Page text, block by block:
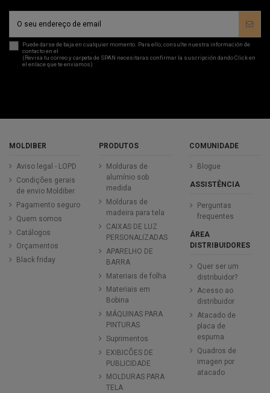
Puede darse de baja en cualquier momento. Para ello, consulte nuestra información de
contacto en el
.
(Revisa tu correo y carpeta de SPAN necesitaras confirmar la suscripción dando Click en
el enlace que te enviamos)
MOLDIBER
Aviso legal - LOPD
Condições gerais
de envio Moldiber
Pagamento seguro
Quem somos
Catálogos
Orçamentos
Black friday
PRODUTOS
Molduras de
alumínio sob
medida
Molduras de
madeira para tela
CAIXAS DE LUZ
PERSONALIZADAS
APARELHO DE
BARRA
Materiais de folha
Materiais em
Bobina
MÁQUINAS PARA
PINTURAS
Suprimentos
EXIBICÕES DE
PUBLICIDADE
MOLDURAS PARA
TELA
COMUNIDADE
Blogue
ASSISTÊNCIA
Perguntas
frequentes
ÁREA
DISTRIBUIDORES
Quer ser um
distribuidor?
Acesso ao
distribuidor
Atacado de
placa de
espuma
Quadros de
imagen por
atacado